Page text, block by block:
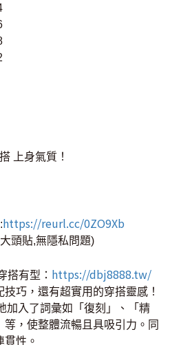
上身氣質！
https://reurl.cc/0ZO9Xb
頭貼,無隱私問題)
搭有型： https://dbj8888.tw/
巧，還有超實用的穿搭靈感！
加入了詞彙如「復刻」、「精
，使整體流暢且具吸引力。同
性。